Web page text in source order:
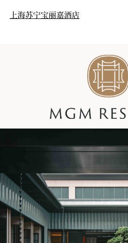
上海苏宁宝丽嘉酒店